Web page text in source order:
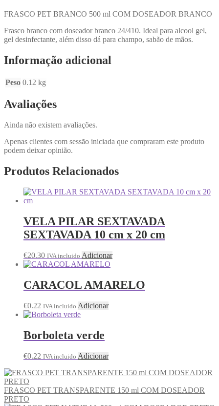
FRASCO PET BRANCO 500 ml COM DOSEADOR BRANCO
Frasco branco com doseador branco 24/410. Ideal para alcool gel,
gel desinfectante, além disso dá para champo, sabão de mãos.
Informação adicional
Peso 0.12 kg
Avaliações
Ainda não existem avaliações.
Apenas clientes com sessão iniciada que compraram este produto
podem deixar opinião.
Produtos Relacionados
VELA PILAR SEXTAVADA
SEXTAVADA 10 cm x 20 cm
€20.30 IVA incluido Adicionar
CARACOL AMARELO
€0.22 IVA incluido Adicionar
Borboleta verde
€0.22 IVA incluido Adicionar
FRASCO PET TRANSPARENTE 150 ml COM DOSEADOR
PRETO